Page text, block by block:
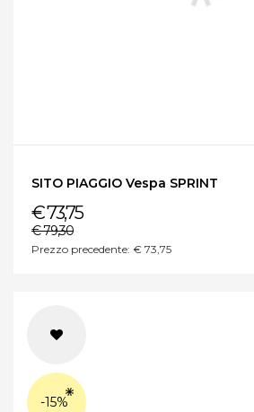
SITO PIAGGIO Vespa SPRINT
€ 73,75
€ 79,30
Prezzo precedente: € 73,75
-15%